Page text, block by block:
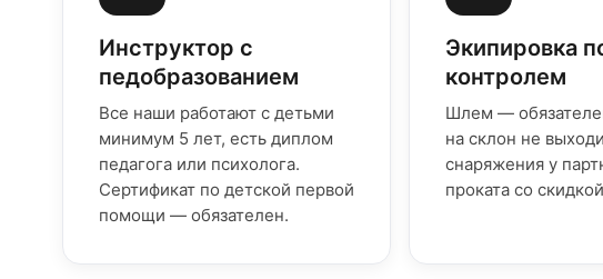
Инструктор с
педобразованием
Все наши работают с детьми
минимум 5 лет, есть диплом
педагога или психолога.
Сертификат по детской первой
помощи — обязателен.
Экипировка
контролем
Шлем —
на склон не
снаряжения у
проката со